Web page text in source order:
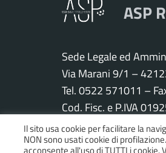
ASP
Sede Legale ed
Via Marani 9/1 –
Tel. 0522 571011 –
Cod. Fisc. e P.IVA
PEC:
E-mail:info@asp.re.it
Il sito usa cookie per facilitare la
NON sono usati cookie di
acconsente all'uso di TUTTI i